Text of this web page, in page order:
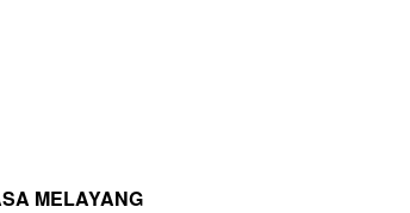
MELAYANG